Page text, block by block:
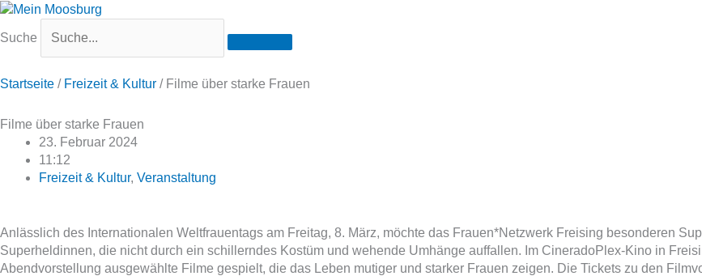
Suche
Startseite / Freizeit & Kultur / Filme über starke Frauen
Filme über starke Frauen
23. Februar 2024
11:12
Freizeit & Kultur, Veranstaltung
Anlässlich des Internationalen Weltfrauentags am Freitag, 8. März, möchte das Frauen*Netzwerk Freising besonderen
Superheldinnen, die nicht durch ein schillerndes Kostüm und wehende Umhänge auffallen. Im CineradoPlex-Kino in
Abendvorstellung ausgewählte Filme gespielt, die das Leben mutiger und starker Frauen zeigen. Die Tickets zu den